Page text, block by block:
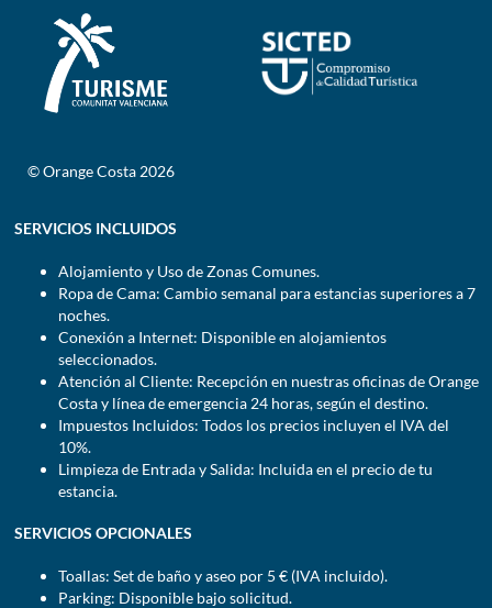
© Orange Costa 2026
SERVICIOS INCLUIDOS
Alojamiento y Uso de Zonas Comunes.
Ropa de Cama: Cambio semanal para estancias superiores a 7
noches.
Conexión a Internet: Disponible en alojamientos
seleccionados.
Atención al Cliente: Recepción en nuestras oficinas de Orange
Costa y línea de emergencia 24 horas, según el destino.
Impuestos Incluidos: Todos los precios incluyen el IVA del
10%.
Limpieza de Entrada y Salida: Incluida en el precio de tu
estancia.
SERVICIOS OPCIONALES
Toallas: Set de baño y aseo por 5 € (IVA incluido).
Parking: Disponible bajo solicitud.